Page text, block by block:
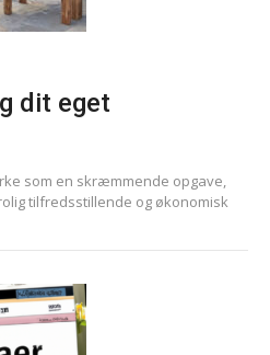
dit eget
som en skræmmende opgave,
tilfredsstillende og økonomisk